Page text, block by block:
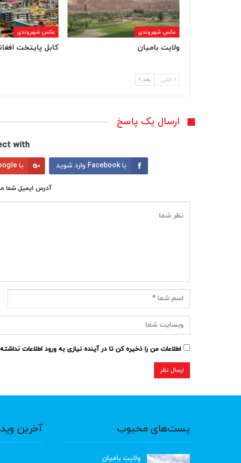
عکس شهروندی
ولایت بامیان
عکس شهروندی
کابل پایتخت
قبلی بعد
ارسال یک پاسخ
with:
با Facebook وارد شوید با Google وارد شوید
آدرس ایمیل شما
اطلاعات من را ذخیره کن تا در آینده نیازی به ورود اطلاعات
پست‌های محبوب
ولایت بامیان
آخرین